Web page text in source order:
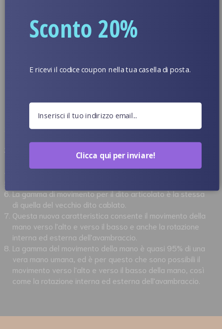
fantastico, soprattutto per la comunità degli amanti delle
bambole del sesso.
questa nuova funzionalità.
Solo WMDoll e YL Dolls offrono questa nuova funzionalità.
Questa nuova entusiasmante funzionalità è disponibile
Non può essere utilizzato con i vecchi WMdolls,
modificato o aggiornato.
È fatto di metallo e non di filo di rame.
La gamma di movimento per il dito articolato è la stessa
di quella del vecchio dito cablato.
Questa nuova caratteristica consente il movimento della
mano verso l'alto e verso il basso e anche la rotazione
interna ed esterna dell'avambraccio.
La gamma del movimento della mano è quasi 95% di una
vera mano umana, ed è per questo che sono possibili il
movimento verso l'alto e verso il basso della mano, così
come la rotazione interna ed esterna dell'avambraccio.
Sconto 20%
E ricevi il codice coupon nella tua casella di posta.
Clicca qui per inviare!